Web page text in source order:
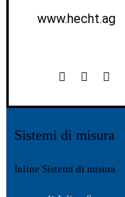
www.hecht.ag
Sistemi di misura
Inline Sistemi di misura